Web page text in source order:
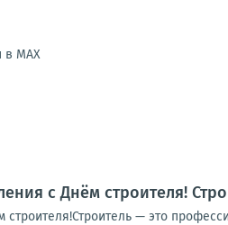
MAX
с Днём строителя!
— это